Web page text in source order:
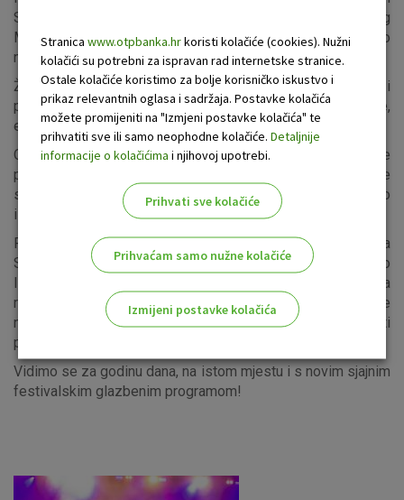
Stage INmusica pokorili su miljenici publike - Flogging
Molly i u svom posebnom stilu priredili još jedno
nezaboravno koncertno druženje!
Žestoki Slaves užarili su atmosferu na OTP World Stageu i
publiku zagrijali za vrhunac večeri - njihove prijatelje,
eksplozivne Kasabian.
Odlično raspoloženi Kasabian publiku su od prve do zadnje
pjesme držali u stanju apsolutnog oduševljenja te
spektakularnim nastupom zaokružili trijumfalno dvanaesto
izdanje INmusic festivala.
Publiku će idućih nekoliko sati zabavljati kultni Booka
Shade, Antenat, Yem Kolektiv i DJ Veles čime će u rano jutro
INmusic #12 i službeno zatvoriti svoja vrata. Jedinstvena
replika Teslinog tornja tijekom cijele godine podsjećati će
na sjajne INmusic trenutke i dobru energiju te odašiljati
pozive na INmusic festival #13.
Vidimo se za godinu dana, na istom mjestu i s novim sjajnim
festivalskim glazbenim programom!
Stranica www.otpbanka.hrkoristi kolačiće (cookies). Nužni
kolačići su potrebni za ispravan rad internetske stranice.
Ostale kolačiće koristimo za bolje korisničko iskustvo i
prikaz relevantnih oglasa i sadržaja. Postavke kolačića
možete promijeniti na "Izmjeni postavke kolačića" te
prihvatiti sve ili samo neophodne kolačiće. Detaljnije
informacije o kolačićima i njihovoj upotrebi.
Prihvati sve kolačiće
Prihvaćam samo nužne kolačiće
Izmijeni postavke kolačića
Analitički kolačići
Marketinški kolačići